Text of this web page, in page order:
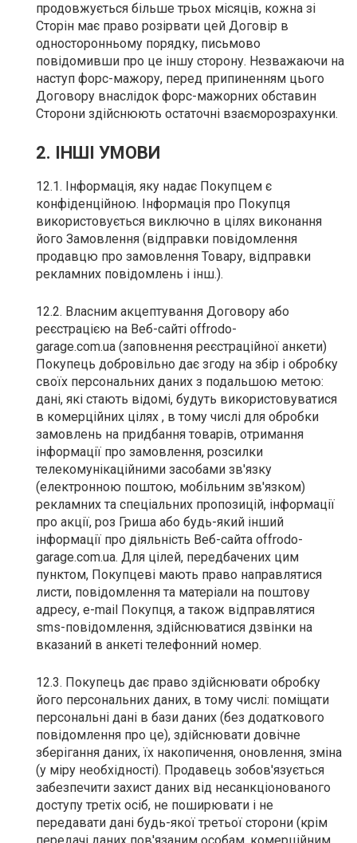
продовжується більше трьох місяців, кожна зі
Сторін має право розірвати цей Договір в
односторонньому порядку, письмово
повідомивши про це іншу сторону. Незважаючи на
наступ форс-мажору, перед припиненням цього
Договору внаслідок форс-мажорних обставин
Сторони здійснюють остаточні взаєморозрахунки.
2. ІНШІ УМОВИ
12.1. Інформація, яку надає Покупцем є
конфіденційною. Інформація про Покупця
використовується виключно в цілях виконання
його Замовлення (відправки повідомлення
продавцю про замовлення Товару, відправки
рекламних повідомлень і інш.).
12.2. Власним акцептування Договору або
реєстрацією на Веб-сайті offrodo-
garage.com.ua (заповнення реєстраційної анкети)
Покупець добровільно дає згоду на збір і обробку
своїх персональних даних з подальшою метою:
дані, які стають відомі, будуть використовуватися
в комерційних цілях , в тому числі для обробки
замовлень на придбання товарів, отримання
інформації про замовлення, розсилки
телекомунікаційними засобами зв'язку
(електронною поштою, мобільним зв'язком)
рекламних та спеціальних пропозицій, інформації
про акції, роз Гриша або будь-який інший
інформації про діяльність Веб-сайта offrodo-
garage.com.ua. Для цілей, передбачених цим
пунктом, Покупцеві мають право направлятися
листи, повідомлення та матеріали на поштову
адресу, e-mail Покупця, а також відправлятися
sms-повідомлення, здійснюватися дзвінки на
вказаний в анкеті телефонний номер.
12.3. Покупець дає право здійснювати обробку
його персональних даних, в тому числі: поміщати
персональні дані в бази даних (без додаткового
повідомлення про це), здійснювати довічне
зберігання даних, їх накопичення, оновлення, зміна
(у міру необхідності). Продавець зобов'язується
забезпечити захист даних від несанкціонованого
доступу третіх осіб, не поширювати і не
передавати дані будь-якої третьої сторони (крім